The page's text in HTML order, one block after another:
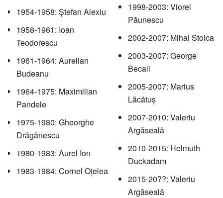
1954-1958: Ștefan Alexiu
1958-1961: Ioan
Teodorescu
1961-1964: Aurelian
Budeanu
1964-1975: Maximilian
Pandele
1975-1980: Gheorghe
Drăgănescu
1980-1983: Aurel Ion
1983-1984: Cornel Oțelea
1998-2003: Viorel
Păunescu
2002-2007: Mihai Stoica
2003-2007: George
Becali
2005-2007: Marius
Lăcătuș
2007-2010: Valeriu
Argăseală
2010-2015: Helmuth
Duckadam
2015-20??: Valeriu
Argăseală